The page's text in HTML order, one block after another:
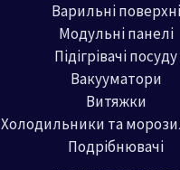
Варильні поверхні
Модульні панелі
Підігрівачі посуду
Вакууматори
Витяжки
Холодильники та
Подрібнювачі